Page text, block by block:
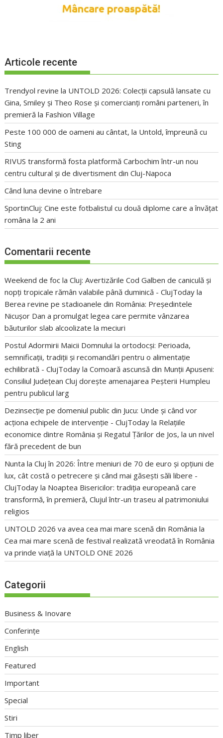
Articole recente
Trendyol revine la UNTOLD 2026: Colecții capsulă lansate cu
Gina, Smiley și Theo Rose și comercianți români parteneri, în
premieră la Fashion Village
Peste 100 000 de oameni au cântat, la Untold, împreună cu
Sting
RIVUS transformă fosta platformă Carbochim într-un nou
centru cultural și de divertisment din Cluj-Napoca
Când luna devine o întrebare
SportinCluj: Cine este fotbalistul cu două diplome care a învățat
româna la 2 ani
Comentarii recente
Weekend de foc la Cluj: Avertizările Cod Galben de caniculă și
nopți tropicale rămân valabile până duminică - ClujToday la
Berea revine pe stadioanele din România: Președintele
Nicușor Dan a promulgat legea care permite vânzarea
băuturilor slab alcoolizate la meciuri
Postul Adormirii Maicii Domnului la ortodocși: Perioada,
semnificații, tradiții și recomandări pentru o alimentație
echilibrată - ClujToday laComoară ascunsă din Munții Apuseni:
Consiliul Județean Cluj dorește amenajarea Peșterii Humpleu
pentru publicul larg
Dezinsecție pe domeniul public din Jucu: Unde și când vor
acționa echipele de intervenție - ClujToday la Relațiile
economice dintre România și Regatul Țărilor de Jos, la un nivel
fără precedent de bun
Nunta la Cluj în 2026: Între meniuri de 70 de euro și opțiuni de
lux, cât costă o petrecere și când mai găsești săli libere -
ClujToday la Noaptea Bisericilor: tradiția europeană care
transformă, în premieră, Clujul într-un traseu al patrimoniului
religios
UNTOLD 2026 va avea cea mai mare scenă din România la
Cea mai mare scenă de festival realizată vreodată în România
va prinde viață la UNTOLD ONE 2026
Categorii
Business & Inovare
Conferințe
English
Featured
Important
Special
Stiri
Timp liber